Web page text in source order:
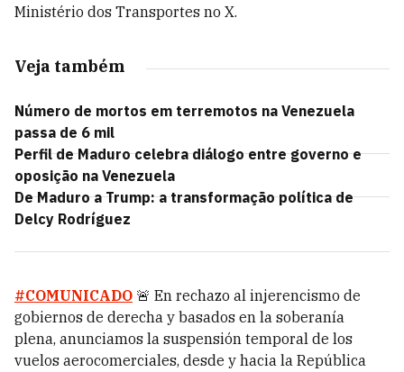
Ministério dos Transportes no X.
Veja também
Número de mortos em terremotos na Venezuela
passa de 6 mil
Perfil de Maduro celebra diálogo entre governo e
oposição na Venezuela
De Maduro a Trump: a transformação política de
Delcy Rodríguez
#COMUNICADO 🚨 En rechazo al injerencismo de
gobiernos de derecha y basados en la soberanía
plena, anunciamos la suspensión temporal de los
vuelos aerocomerciales, desde y hacia la República